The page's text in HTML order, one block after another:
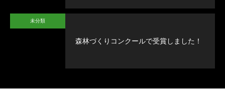
未分類
森林づくりコンクールで受賞しました！